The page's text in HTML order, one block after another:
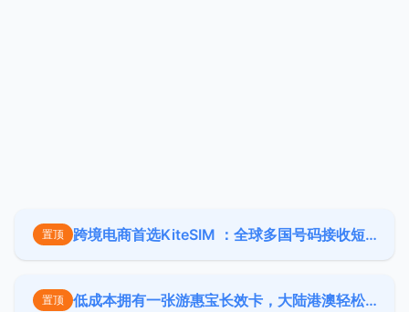
置顶 跨境电商首选KiteSIM ：全球多国号码接收短信 + 多地 eSIM 漫游上网
置顶 低成本拥有一张游惠宝长效卡，大陆港澳轻松漫游，支持实体SIM卡和eSIM